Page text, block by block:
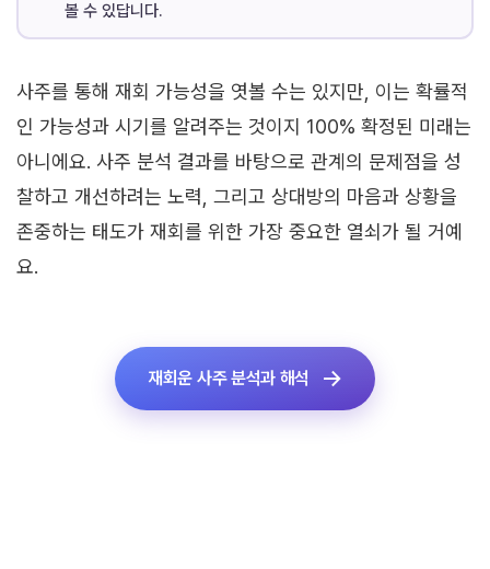
볼 수 있답니다.
사주를 통해 재회 가능성을 엿볼 수는 있지만, 이는 확률적
인 가능성과 시기를 알려주는 것이지 100% 확정된 미래는
아니에요. 사주 분석 결과를 바탕으로 관계의 문제점을 성
찰하고 개선하려는 노력, 그리고 상대방의 마음과 상황을
존중하는 태도가 재회를 위한 가장 중요한 열쇠가 될 거예
요.
재회운 사주 분석과 해석